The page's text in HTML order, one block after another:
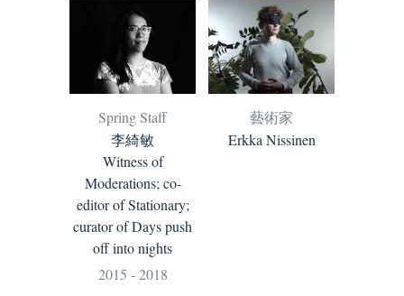
Spring Staff
李綺敏
Witness of
Moderations; co-
editor of Stationary;
curator of Days push
off into nights
2015 - 2018
藝術家
Erkka Nissinen